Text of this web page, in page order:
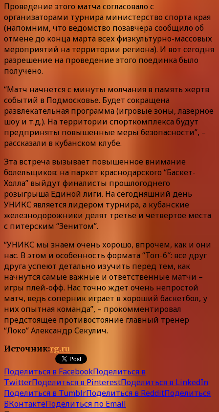
Проведение этого матча согласовало с
организаторами турнира министерство спорта края
(напомним, что ведомство позавчера сообщило об
отмене до конца марта всех физкультурно-массовых
мероприятий на территории региона). И вот сегодня
разрешение на проведение этого поединка было
получено.
“Матч начнется с минуты молчания в память жертв
событий в Подмосковье. Будет сокращена
развлекательная программа (игровые зоны, лазерное
шоу и т.д.). На территории спорткомплекса будут
предприняты повышенные меры безопасности”, –
рассказали в кубанском клубе.
Эта встреча вызывает повышенное внимание
болельщиков: на паркет краснодарского “Баскет-
Холла” выйдут финалисты прошлогоднего
розыгрыша Единой лиги. На сегодняшний день
УНИКС является лидером турнира, а кубанские
железнодорожники делят третье и четвертое места
с питерским “Зенитом”.
“УНИКС мы знаем очень хорошо, впрочем, как и они
нас. В этом и особенность формата “Топ-6″: все друг
друга успеют детально изучить перед тем, как
начнутся самые важные и ответственные матчи –
игры плей-офф. Нас точно ждет очень непростой
матч, ведь соперник играет в хороший баскетбол, у
них опытная команда”, – прокомментировал
предстоящее противостояние главный тренер
“Локо” Александр Секулич.
Источник:rg.ru
Поделиться в FacebookПоделиться в
TwitterПоделиться в PinterestПоделиться в LinkedIn
Поделиться в TumblrПоделиться в RedditПоделиться
ВКонтактеПоделиться по Email